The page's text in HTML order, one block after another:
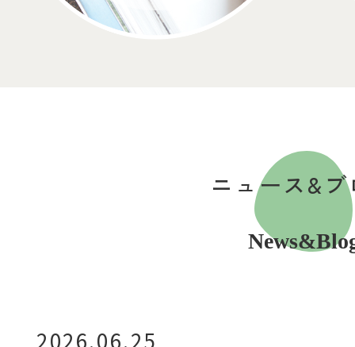
ニュース&
2026.06.25